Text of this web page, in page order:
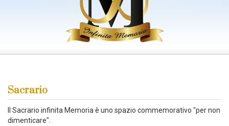
Sacrario
Il Sacrario infinita Memoria è uno spazio commemorativo "per non
dimenticare".